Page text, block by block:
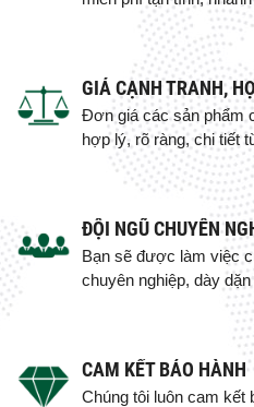
GIÁ CẠNH TRANH,
Đơn giá các sản phẩm
hợp lý, rõ ràng, chi tiết
ĐỘI NGŨ CHUYÊN
Bạn sẽ được làm việc
chuyên nghiệp, dày
CAM KẾT BẢO HÀNH
Chúng tôi luôn cam kết